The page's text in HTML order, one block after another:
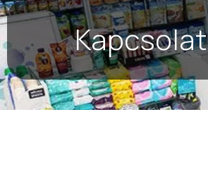
Kapcsolat